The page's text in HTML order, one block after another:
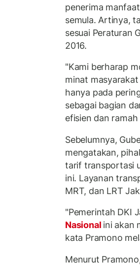
penerima
semula. Artinya,
sesuai Peraturan
2016.
"Kami berharap
minat
hanya pada
sebagai bagian
efisien dan
Sebelumnya,
mengatakan,
tarif transportasi
ini. Layanan
MRT, dan LRT
"Pemerintah DKI
Nasional ini akan
kata Pramono
Menurut